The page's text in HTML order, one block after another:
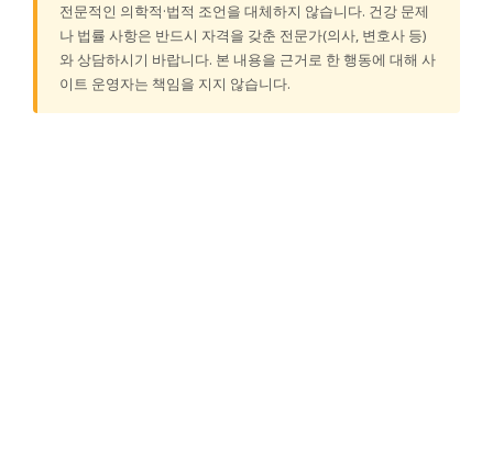
전문적인 의학적·법적 조언을 대체하지 않습니다. 건강 문제
나 법률 사항은 반드시 자격을 갖춘 전문가(의사, 변호사 등)
와 상담하시기 바랍니다. 본 내용을 근거로 한 행동에 대해 사
이트 운영자는 책임을 지지 않습니다.